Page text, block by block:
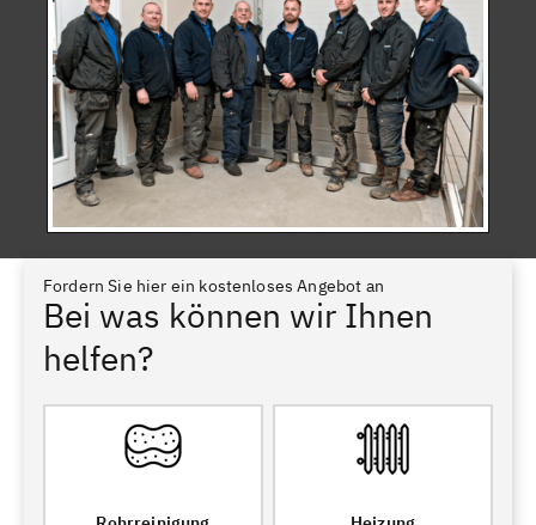
Fordern Sie hier ein kostenloses Angebot an
Bei was können wir Ihnen
helfen?